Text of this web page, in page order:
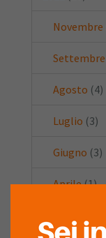
Novembre
Settembre
Agosto (4)
Luglio (3)
Giugno (3)
Aprile(1)